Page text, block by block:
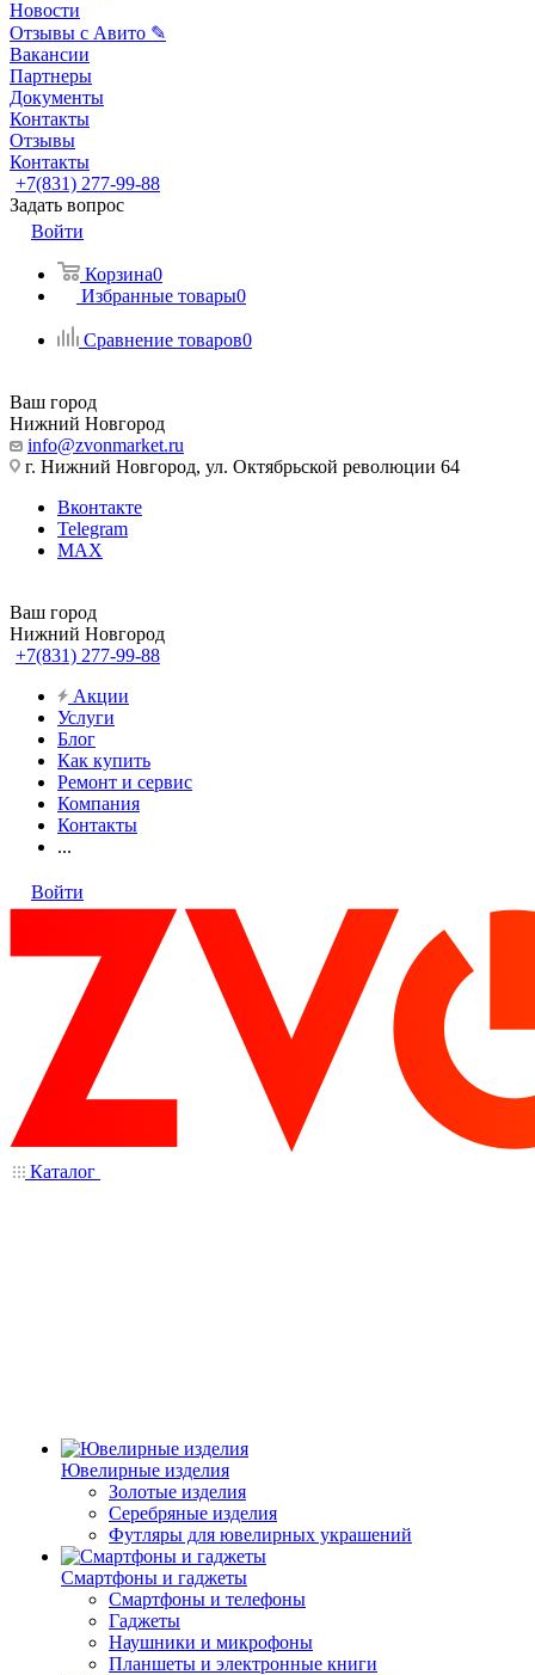
Новости
Отзывы с Авито ✎
Вакансии
Партнеры
Документы
Контакты
Отзывы
Контакты
+7(831) 277-99-88
Задать вопрос
Войти
Корзина0
Избранные товары0
Сравнение товаров0
Ваш город
Нижний Новгород
info@zvonmarket.ru
г. Нижний Новгород, ул. Октябрьской революции 64
Вконтакте
Telegram
MAX
Ваш город
Нижний Новгород
+7(831) 277-99-88
Акции
Услуги
Блог
Как купить
Ремонт и сервис
Компания
Контакты
...
Войти
Каталог
Ювелирные изделия
Золотые изделия
Серебряные изделия
Футляры для ювелирных украшений
Смартфоны и гаджеты
Смартфоны и телефоны
Гаджеты
Наушники и микрофоны
Планшеты и электронные книги